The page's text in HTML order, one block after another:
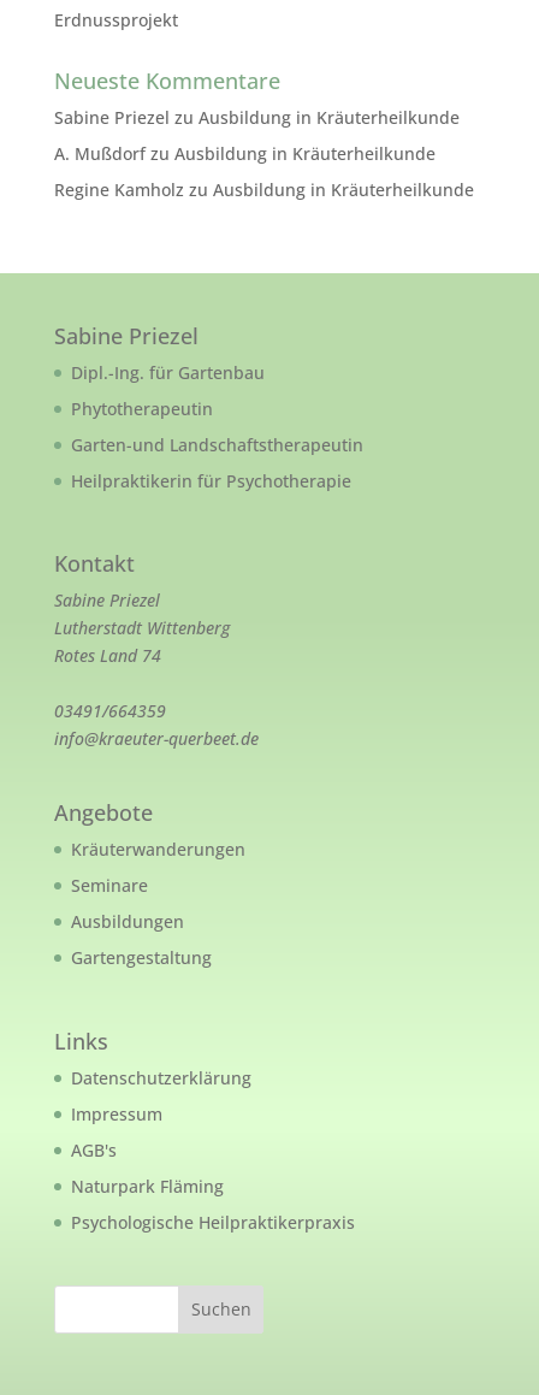
Erdnussprojekt
Neueste Kommentare
Sabine Priezel zu Ausbildung in Kräuterheilkunde
A. Mußdorfzu Ausbildung in Kräuterheilkunde
Regine Kamholz zu Ausbildung in Kräuterheilkunde
Sabine Priezel
Dipl.-Ing. für Gartenbau
Phytotherapeutin
Garten-und Landschaftstherapeutin
Heilpraktikerin für Psychotherapie
Kontakt
Sabine Priezel
Lutherstadt Wittenberg
Rotes Land 74
03491/664359
info@kraeuter-querbeet.de
Angebote
Kräuterwanderungen
Seminare
Ausbildungen
Gartengestaltung
Links
Datenschutzerklärung
Impressum
AGB's
Naturpark Fläming
Psychologische Heilpraktikerpraxis